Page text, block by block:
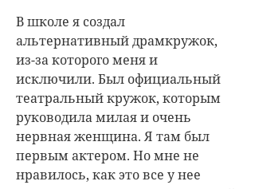
В школе я создал
альтернативный драмкружок,
из-за которого меня и
исключили. Был официальный
театральный кружок, которым
руководила милая и очень
нервная женщина. Я там был
первым актером. Но мне не
нравилось, как это все у нее